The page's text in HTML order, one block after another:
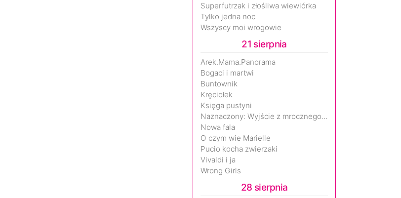
Superfutrzak i złośliwa wiewiórka
Tylko jedna noc
Wszyscy moi wrogowie
21 sierpnia
Arek.Mama.Panorama
Bogaci i martwi
Buntownik
Kręciołek
Księga pustyni
Naznaczony: Wyjście z mrocznego wymiaru
Nowa fala
O czym wie Marielle
Pucio kocha zwierzaki
Vivaldi i ja
Wrong Girls
28 sierpnia